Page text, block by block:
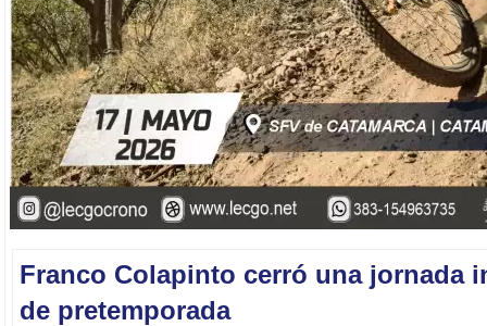
Franco Colapinto cerró una jornada
de pretemporada